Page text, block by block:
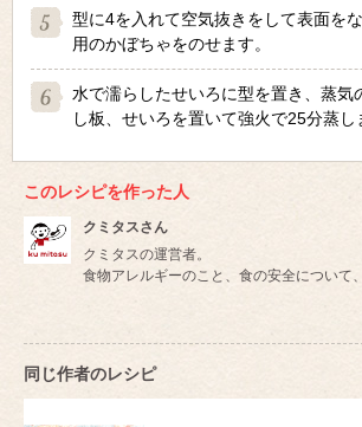
型に4を入れて空気抜きをして表面を
用のかぼちゃをのせます。
水で濡らしたせいろに型を置き、蒸気
し板、せいろを置いて強火で25分蒸し
このレシピを作った人
クミタスさん
クミタスの運営者。
食物アレルギーのこと、食の安全について
同じ作者のレシピ